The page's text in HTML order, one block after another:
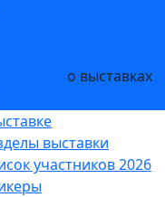
о выставках
выставки
участников 2026